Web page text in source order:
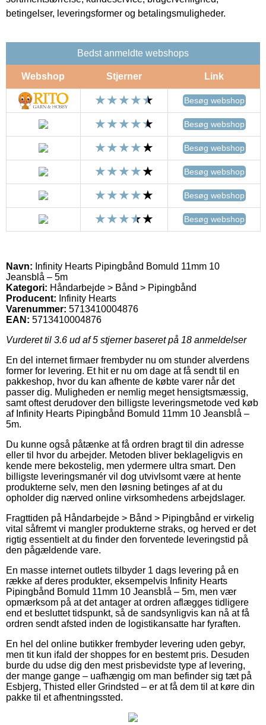
betingelser, leveringsformer og betalingsmuligheder.
Bedst anmeldte webshops
Webshop Stjerner Link
Besøg webshop
Besøg webshop
Besøg webshop
Besøg webshop
Besøg webshop
Besøg webshop
Navn: Infinity Hearts Pipingbånd Bomuld 11mm 10
Jeansblå – 5m
Kategori: Håndarbejde > Bånd > Pipingbånd
Producent: Infinity Hearts
Varenummer: 5713410004876
EAN: 5713410004876
Vurderet til 3.6 ud af 5 stjerner baseret på 18 anmeldelser
En del internet firmaer frembyder nu om stunder alverdens
former for levering. Et hit er nu om dage at få sendt til en
pakkeshop, hvor du kan afhente de købte varer når det
passer dig. Muligheden er nemlig meget hensigtsmæssig,
samt oftest derudover den billigste leveringsmetode ved køb
af Infinity Hearts Pipingbånd Bomuld 11mm 10 Jeansblå –
5m.
Du kunne også påtænke at få ordren bragt til din adresse
eller til hvor du arbejder. Metoden bliver beklageligvis en
kende mere bekostelig, men ydermere ultra smart. Den
billigste leveringsmanér vil dog utvivlsomt være at hente
produkterne selv, men den løsning betinges af at du
opholder dig nærved online virksomhedens arbejdslager.
Fragttiden på Håndarbejde > Bånd > Pipingbånd er virkelig
vital såfremt vi mangler produkterne straks, og herved er det
rigtig essentielt at du finder den forventede leveringstid på
den pågældende vare.
En masse internet outlets tilbyder 1 dags levering på en
række af deres produkter, eksempelvis Infinity Hearts
Pipingbånd Bomuld 11mm 10 Jeansblå – 5m, men vær
opmærksom på at det antager at ordren aflægges tidligere
end et besluttet tidspunkt, så de sandsynligvis kan nå at få
ordren sendt afsted inden de logistikansatte har fyraften.
En hel del online butikker frembyder levering uden gebyr,
men tit kun ifald der shoppes for en bestemt pris. Desuden
burde du udse dig den mest prisbevidste type af levering,
der mange gange – uafhængig om man befinder sig tæt på
Esbjerg, Thisted eller Grindsted – er at få dem til at køre din
pakke til et afhentningssted.